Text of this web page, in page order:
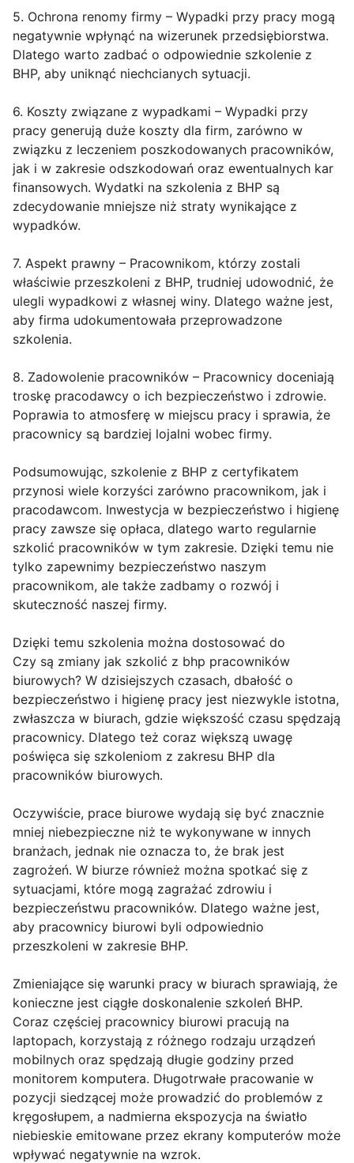
5. Ochrona renomy firmy – Wypadki przy pracy mogą
negatywnie wpłynąć na wizerunek przedsiębiorstwa.
Dlatego warto zadbać o odpowiednie szkolenie z
BHP, aby uniknąć niechcianych sytuacji.
6. Koszty związane z wypadkami – Wypadki przy
pracy generują duże koszty dla firm, zarówno w
związku z leczeniem poszkodowanych pracowników,
jak i w zakresie odszkodowań oraz ewentualnych kar
finansowych. Wydatki na szkolenia z BHP są
zdecydowanie mniejsze niż straty wynikające z
wypadków.
7. Aspekt prawny – Pracownikom, którzy zostali
właściwie przeszkoleni z BHP, trudniej udowodnić, że
ulegli wypadkowi z własnej winy. Dlatego ważne jest,
aby firma udokumentowała przeprowadzone
szkolenia.
8. Zadowolenie pracowników – Pracownicy doceniają
troskę pracodawcy o ich bezpieczeństwo i zdrowie.
Poprawia to atmosferę w miejscu pracy i sprawia, że
pracownicy są bardziej lojalni wobec firmy.
Podsumowując, szkolenie z BHP z certyfikatem
przynosi wiele korzyści zarówno pracownikom, jak i
pracodawcom. Inwestycja w bezpieczeństwo i higienę
pracy zawsze się opłaca, dlatego warto regularnie
szkolić pracowników w tym zakresie. Dzięki temu nie
tylko zapewnimy bezpieczeństwo naszym
pracownikom, ale także zadbamy o rozwój i
skuteczność naszej firmy.
Dzięki temu szkolenia można dostosować do
Czy są zmiany jak szkolić z bhp pracowników
biurowych? W dzisiejszych czasach, dbałość o
bezpieczeństwo i higienę pracy jest niezwykle istotna,
zwłaszcza w biurach, gdzie większość czasu spędzają
pracownicy. Dlatego też coraz większą uwagę
poświęca się szkoleniom z zakresu BHP dla
pracowników biurowych.
Oczywiście, prace biurowe wydają się być znacznie
mniej niebezpieczne niż te wykonywane w innych
branżach, jednak nie oznacza to, że brak jest
zagrożeń. W biurze również można spotkać się z
sytuacjami, które mogą zagrażać zdrowiu i
bezpieczeństwu pracowników. Dlatego ważne jest,
aby pracownicy biurowi byli odpowiednio
przeszkoleni w zakresie BHP.
Zmieniające się warunki pracy w biurach sprawiają, że
konieczne jest ciągłe doskonalenie szkoleń BHP.
Coraz częściej pracownicy biurowi pracują na
laptopach, korzystają z różnego rodzaju urządzeń
mobilnych oraz spędzają długie godziny przed
monitorem komputera. Długotrwałe pracowanie w
pozycji siedzącej może prowadzić do problemów z
kręgosłupem, a nadmierna ekspozycja na światło
niebieskie emitowane przez ekrany komputerów może
wpływać negatywnie na wzrok.